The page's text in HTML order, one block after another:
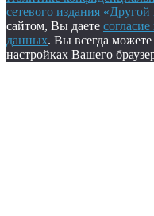
сетевого издания «Другой
сайтом, Вы даете
данных. Вы всегда
настройках Вашего